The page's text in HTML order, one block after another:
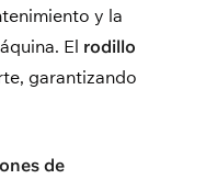
y la
El rodillo
garantizando
de